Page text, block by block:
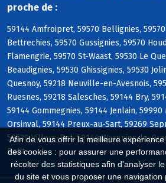
Afin de vous offrir la meilleure
des cookies : pour assurer une
récolter des statistiques afin d'analyser
du site et vous proposer une navigation
proche de :
59144 Amfroipret, 59570 Bellignies,
Bettrechies, 59570 Gussignies, 59570
Flamengrie, 59570 St-Waast, 59530 Le
Beaudignies, 59530 Ghissignies, 59530
Quesnoy, 59218 Neuville-en-Avesnois,
Ruesnes, 59218 Salesches, 59144 Bry,
59144 Gommegnies, 59144 Jenlain, 59990
Orsinval, 59144 Preux-au-Sart, 59269
59530 Villers-Pol, 59144 Wargnies-le-
Petit